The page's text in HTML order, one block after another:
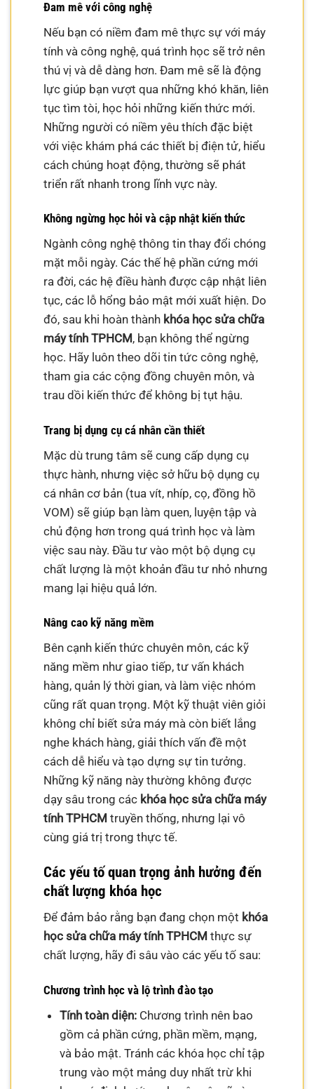
Đam mê với công nghệ
Nếu bạn có niềm đam mê thực sự với máy
tính và công nghệ, quá trình học sẽ trở nên
thú vị và dễ dàng hơn. Đam mê sẽ là động
lực giúp bạn vượt qua những khó khăn, liên
tục tìm tòi, học hỏi những kiến thức mới.
Những người có niềm yêu thích đặc biệt
với việc khám phá các thiết bị điện tử, hiểu
cách chúng hoạt động, thường sẽ phát
triển rất nhanh trong lĩnh vực này.
Không ngừng học hỏi và cập nhật kiến thức
Ngành công nghệ thông tin thay đổi chóng
mặt mỗi ngày. Các thế hệ phần cứng mới
ra đời, các hệ điều hành được cập nhật liên
tục, các lỗ hổng bảo mật mới xuất hiện. Do
đó, sau khi hoàn thành khóa học sửa chữa
máy tính TPHCM , bạn không thể ngừng
học. Hãy luôn theo dõi tin tức công nghệ,
tham gia các cộng đồng chuyên môn, và
trau dồi kiến thức để không bị tụt hậu.
Trang bị dụng cụ cá nhân cần thiết
Mặc dù trung tâm sẽ cung cấp dụng cụ
thực hành, nhưng việc sở hữu bộ dụng cụ
cá nhân cơ bản (tua vít, nhíp, cọ, đồng hồ
VOM) sẽ giúp bạn làm quen, luyện tập và
chủ động hơn trong quá trình học và làm
việc sau này. Đầu tư vào một bộ dụng cụ
chất lượng là một khoản đầu tư nhỏ nhưng
mang lại hiệu quả lớn.
Nâng cao kỹ năng mềm
Bên cạnh kiến thức chuyên môn, các kỹ
năng mềm như giao tiếp, tư vấn khách
hàng, quản lý thời gian, và làm việc nhóm
cũng rất quan trọng. Một kỹ thuật viên giỏi
không chỉ biết sửa máy mà còn biết lắng
nghe khách hàng, giải thích vấn đề một
cách dễ hiểu và tạo dựng sự tin tưởng.
Những kỹ năng này thường không được
dạy sâu trong các khóa học sửa chữa máy
tính TPHCM truyền thống, nhưng lại vô
cùng giá trị trong thực tế.
Các yếu tố quan trọng ảnh hưởng đến
chất lượng khóa học
Để đảm bảo rằng bạn đang chọn một khóa
học sửa chữa máy tính TPHCM thực sự
chất lượng, hãy đi sâu vào các yếu tố sau:
Chương trình học và lộ trình đào tạo
Tính toàn diện:Chương trình nên bao
gồm cả phần cứng, phần mềm, mạng,
và bảo mật. Tránh các khóa học chỉ tập
trung vào một mảng duy nhất trừ khi